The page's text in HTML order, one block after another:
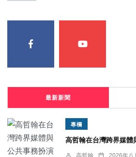
最新新聞
專欄
高哲翰在台灣跨界媒體
高哲翰 2026年八